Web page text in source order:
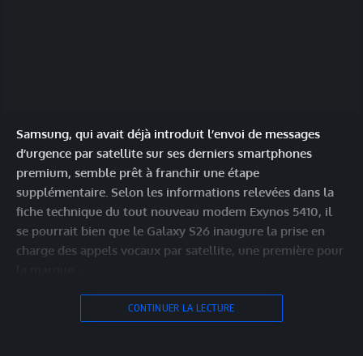
Samsung, qui avait déjà introduit l’envoi de messages
d’urgence par satellite sur ses derniers smartphones
premium, semble prêt à franchir une étape
supplémentaire. Selon les informations relevées dans la
fiche technique du tout nouveau modem Exynos 5410, il
se pourrait bien que le Galaxy S26 inaugure la prise en
charge des appels vocaux par satellite, une première pour
CONTINUER LA LECTURE